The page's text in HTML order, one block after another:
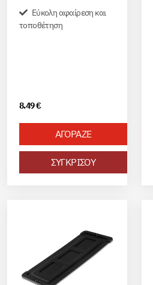
Εύκολη αφαίρεση και
τοποθέτηση
8.49€
ΑΓΟΡΑΖΕ
ΣΥΓΚΡΙΣΟΥ